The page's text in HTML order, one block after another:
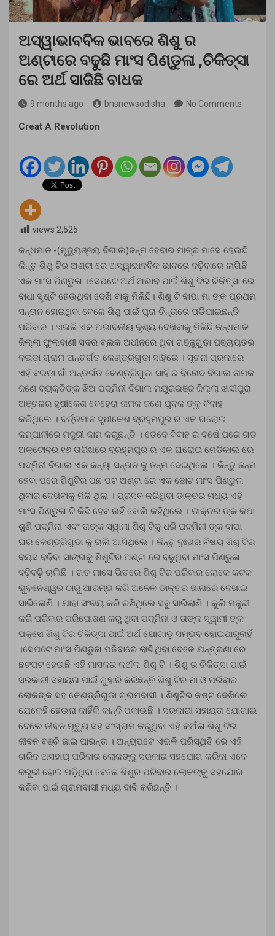
ଅସ୍ୱାଭାବବିକ ଭାବରେ ଶିଶୁ ର
ଅଣ୍ଟାରେ ବଢୁଛି ମାଂସ ପିଣ୍ଡୁଳା ,ଚିକିତ୍ସା
ରେ ଅର୍ଥ ସାଜିଛି ବାଧକ
9 months ago bnsnewsodisha No Comments
Creat A Revolution
views 2,525
କନ୍ଧମାଳ:-(ମୃତ୍ୟୁଞ୍ଜୟ ଦିଗାଲ)ଜନ୍ମ ହେବାର ମାତ୍ର ମାସେ ହେଉଛି
କିନ୍ତୁ ଶିଶୁ ଟିର ଅଣ୍ଟା ରେ ଅସ୍ୱାଭାବବିକ ଭାବରେ ବଢ଼ିବାରେ ଲାଗିଛି
ଏକ ମାଂସ ପିଣ୍ଡୁଳା ।ସେପଟେ ଅର୍ଥ ଅଭାବ ପାଇଁ ଶିଶୁ ଟିର ଚିକିତ୍ସା ରେ
ବାଧା ସୃଷ୍ଟି ହେଉଥିବା ଦେଖି ବାକୁ ମିଳିଛି। ଶିଶୁ ଟି ବାପା ମା ଙ୍କ ପ୍ରଥମ
ସନ୍ତାନ ହୋଇଥିବା ବେଳେ ଶିଶୁ ପାଇଁ ପୁରା ଚିନ୍ତାରେ ପଡିଯାଇଛନ୍ତି
ପରିବାର । ଏଭଳି ଏକ ଅଭାବନୀୟ ଦୃଶ୍ୟ ଦେଖିବାକୁ ମିଳିଛି କନ୍ଧମାଳ
ଜିଲ୍ଲା ଫୁଲବାଣୀ ସଦର ବ୍ଲକ ଅଧୀନରେ ଥିବା ଗଞ୍ଜୁଗୁଡ଼ା ପଞ୍ଚାୟତର
ବଇଡ଼ା ଗ୍ରାମ ଅନ୍ତର୍ଗତ କେଣ୍ଡ୍ରିଗୁଡା ସାହିରେ । ସୂଚନା ପ୍ରକାରେ
ଏହି ବଇଡ଼ା ଗାଁ ଅନ୍ତର୍ଗତ କେଣ୍ଡ୍ରିଗୁଡା ସାହି ର ବିନୋଦ ଦିଗାଲ ନାମକ
ଜଣେ ବ୍ୟକ୍ତିଙ୍କ ଝିଅ ପଦ୍ମିନୀ ଦିଗାଲ ମୟୁରଭଞ୍ଜ ଜିଲ୍ଲା ଝାସୀପୁରା
ଅଞ୍ଚଳର ହୃଷୀକେଶ ବେହେରା ନାମକ ଜଣେ ଯୁବକ ଙ୍କୁ ବିବାହ
କରିଥିଲେ । ବର୍ତ୍ତମାନ ହୃଷୀକେଶ ବ୍ରହ୍ମପୁର ର ଏକ ଘରୋଇ
କମ୍ପାନୀରେ ମଜୁରୀ କାମ କରୁଛନ୍ତି । ତେବେ ବିବାହ ର ବର୍ଷେ ପରେ ଗତ
ଅକ୍ଟୋବର ୧୭ ତାରିଖରେ ବ୍ରହ୍ମପୁର ର ଏକ ଘରୋଇ ମେଡିକାଲ ରେ
ପଦ୍ମିନୀ ଦିଗାଲ ଏକ କନ୍ୟା ସନ୍ତାନ କୁ ଜନ୍ମ ଦେଇଥିଲେ । କିନ୍ତୁ ଜନ୍ମ
ହେବା ପରେ ଶିଶୁଟିର ପଛ ପଟ ଅଣ୍ଟା ରେ ଏକ ଛୋଟ ମାଂସ ପିଣ୍ଡୁଳା
ଥିବାର ଦେଖିବାକୁ ମିଳି ଥିଲା । ପ୍ରସବ କରିଥିବା ଡାକ୍ତର ମଧ୍ୟ ଏହି
ମାଂସ ପିଣ୍ଡୁଳା ଟି କିଛି ହେବ ନାହିଁ ବୋଲି କହିଥିଲେ । ଡାକ୍ତର ଙ୍କ କଥା
ଶୁଣି ପଦ୍ମିନୀ ଏବଂ ତାଙ୍କ ସ୍ୱାମୀ ଶିଶୁ ଟିକୁ ଧରି ପଦ୍ମିନୀ ଙ୍କ ବାପା
ଘର କେଣ୍ଡ୍ରିଗୁଡା କୁ ଚାଲି ଆସିଥିଲେ । କିନ୍ତୁ ଦୁଃଖର ବିଷୟ ଶିଶୁ ଟିର
ବୟସ ବଢିବା ସାଙ୍ଗକୁ ଶିଶୁଟିର ଅଣ୍ଟା ରେ ବଢୁଥିବା ମାଂସ ପିଣ୍ଡୁଳା
ବଢ଼ିବଢ଼ି ଚାଲିଛି । ଗତ ମାସେ ଭିତରେ ଶିଶୁ ଟିର ପରିବାର ଲୋକେ କଟକ
ଭୁବନେଶ୍ୱର ଠାରୁ ଆରମ୍ଭ କରି ଅନେକ ଡାକ୍ତର ଖାନାରେ ଦେଖାଇ
ସାରିଲେଣି । ଯାହା ସଂଚୟ କରି ରଖିଥିଲେ ସବୁ ସାରିଲାଣି । କୁଲି ମଜୁରୀ
କରି ପରିବାର ପରିପୋଷଣ କରୁ ଥିବା ପଦ୍ମିନୀ ଓ ତାଙ୍କ ସ୍ୱାମୀ ଙ୍କ
ପକ୍ଷେ ଶିଶୁ ଟିର ଚିକିତ୍ସା ପାଇଁ ଅର୍ଥ ଯୋଗାଡ଼ ସମ୍ଭବ ହୋଇପାରୁନାହିଁ
।ସେପଟେ ମାଂସ ପିଣ୍ଡୁଳା ପଢିବାରେ ଲାଗିଥିବା ବେଳେ ଯନ୍ତ୍ରଣା ରେ
ଛଟପଟ ହେଉଛି ଏହି ମାସକର କଅଁଳା ଶିଶୁ ଟି । ଶିଶୁ ର ଚିକିତ୍ସା ପାଇଁ
ସରକାରୀ ସହାୟତା ପାଇଁ ଗୁହାରି କରିଛନ୍ତି ଶିଶୁ ଟିର ମା ଓ ପରିବାର
ଲୋକଙ୍କ ସହ କେଣ୍ଡ୍ରିଗୁଡା ଗ୍ରାମବାସୀ । ଶିଶୁଟିର କଷ୍ଟ ଦେଖିଲେ
ଯେକେହି ହେଉନା କାହିଁକି କାନ୍ଦି ପକାଉଛି । ସରକାରୀ ସହାୟତା ଯୋଗାଇ
ଦେଲେ ଜୀବନ ମୃତ୍ୟୁ ସହ ସଂଗ୍ରାମ କରୁଥିବା ଏହି କଅଁଳା ଶିଶୁ ଟିର
ଜୀବନ ବଞ୍ଚି ଜାଇ ପାରନ୍ତା । ଅନ୍ୟପଟେ ଏଭଳି ପରିସ୍ଥିତି ରେ ଏହି
ଗରିବ ଅସହାୟ ପରିବାର ଲୋକଙ୍କୁ ସରକାର ସହଯୋଗ କରିବା ଏବେ
ଜରୁରୀ ହୋଇ ପଡ଼ିଥିବା ବେଳେ ଶିଶୁର ପରିବାର ଲୋକଙ୍କୁ ସହଯୋଗ
କରିବା ପାଇଁ ଗ୍ରାମବାସୀ ମଧ୍ୟ ଦାବି କରିଛନ୍ତି ।